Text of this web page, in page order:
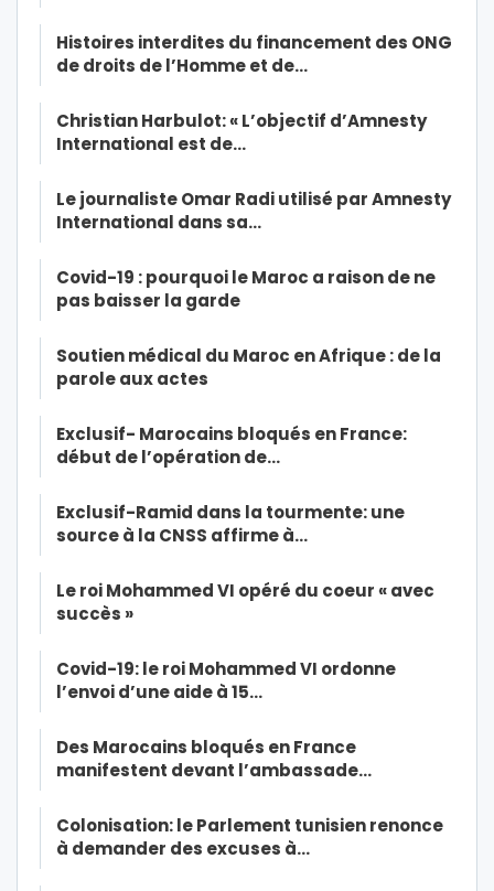
Histoires interdites du financement des ONG
de droits de l’Homme et de…
Christian Harbulot: « L’objectif d’Amnesty
International est de…
Le journaliste Omar Radi utilisé par Amnesty
International dans sa…
Covid-19 : pourquoi le Maroc a raison de ne
pas baisser la garde
Soutien médical du Maroc en Afrique : de la
parole aux actes
Exclusif- Marocains bloqués en France:
début de l’opération de…
Exclusif-Ramid dans la tourmente: une
source à la CNSS affirme à…
Le roi Mohammed VI opéré du coeur « avec
succès »
Covid-19: le roi Mohammed VI ordonne
l’envoi d’une aide à 15…
Des Marocains bloqués en France
manifestent devant l’ambassade…
Colonisation: le Parlement tunisien renonce
à demander des excuses à…